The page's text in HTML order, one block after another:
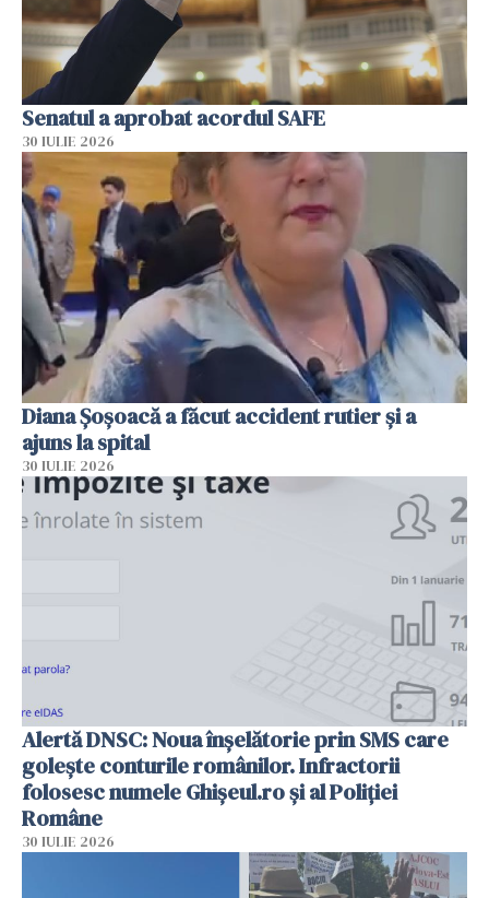
Senatul a aprobat acordul SAFE
30 IULIE 2026
Diana Șoșoacă a făcut accident rutier și a
ajuns la spital
30 IULIE 2026
Alertă DNSC: Noua înșelătorie prin SMS care
golește conturile românilor. Infractorii
folosesc numele Ghișeul.ro și al Poliției
Române
30 IULIE 2026